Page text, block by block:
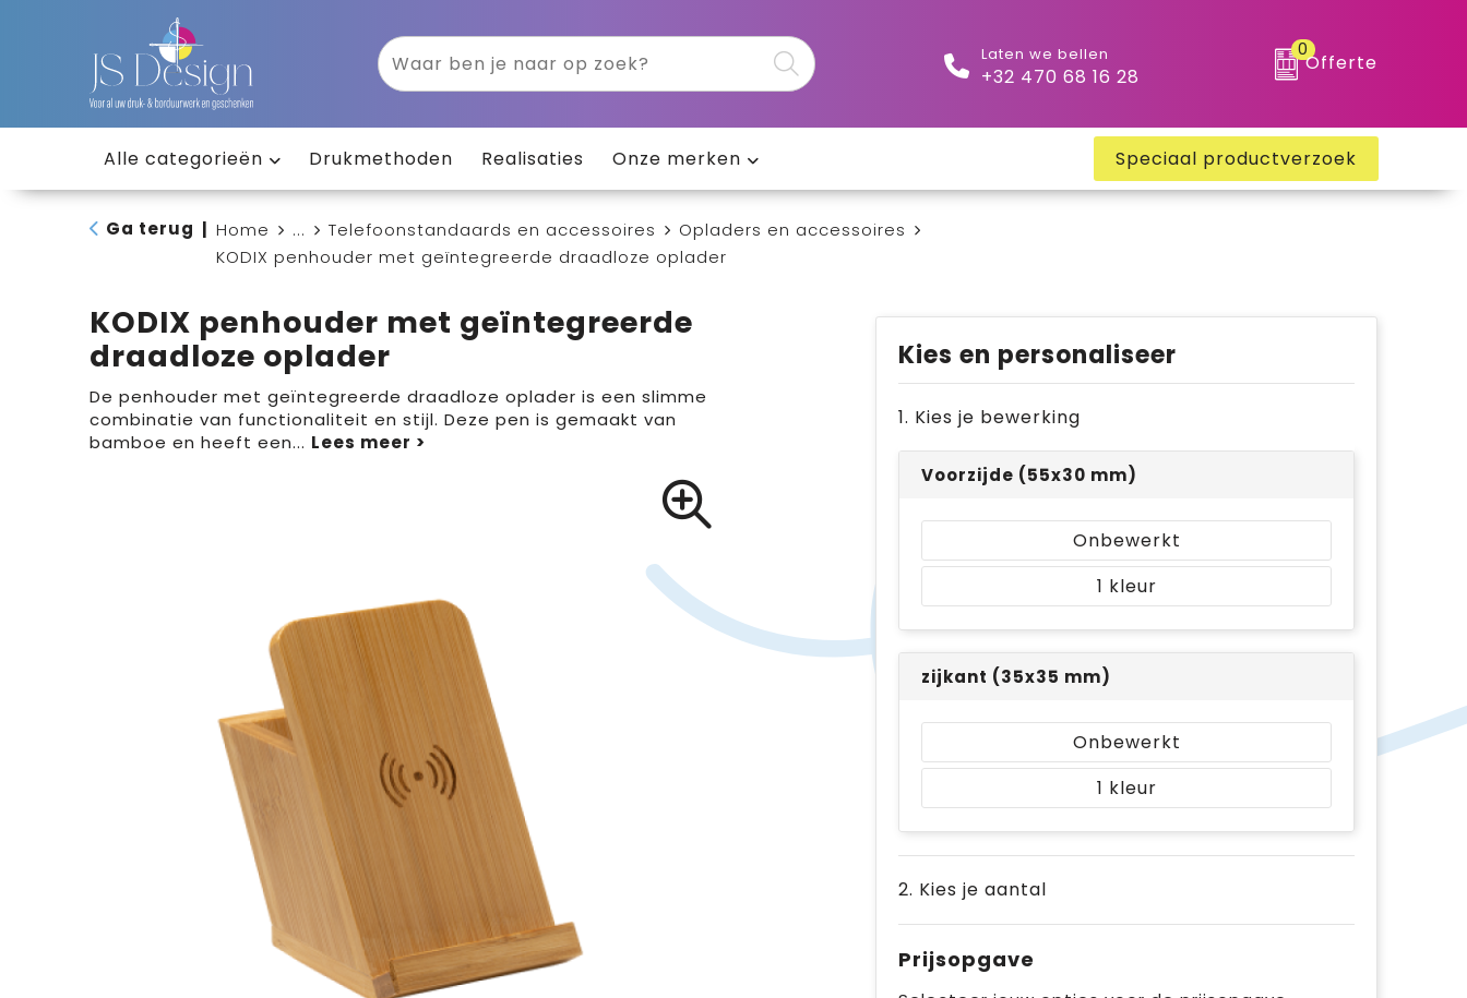
Laten we bellen
+32 470 68 16 28
0
Offerte
Alle categorieën Drukmethoden Realisaties Onze merken Speciaal productverzoek
Ga terug Home ... Telefoonstandaards en accessoires
Opladers en accessoires
KODIX penhouder met geïntegreerde draadloze oplader
KODIX penhouder met geïntegreerde
draadloze oplader
De penhouder met geïntegreerde draadloze oplader is een slimme
combinatie van functionaliteit en stijl. Deze pen is gemaakt van
bamboe en heeft een...
Kies en personaliseer
1. Kies je bewerking
Voorzijde (55x30 mm)
Onbewerkt
1
zijkant (35x35 mm)
Onbewerkt
1
2. Kies je aantal
Prijsopgave